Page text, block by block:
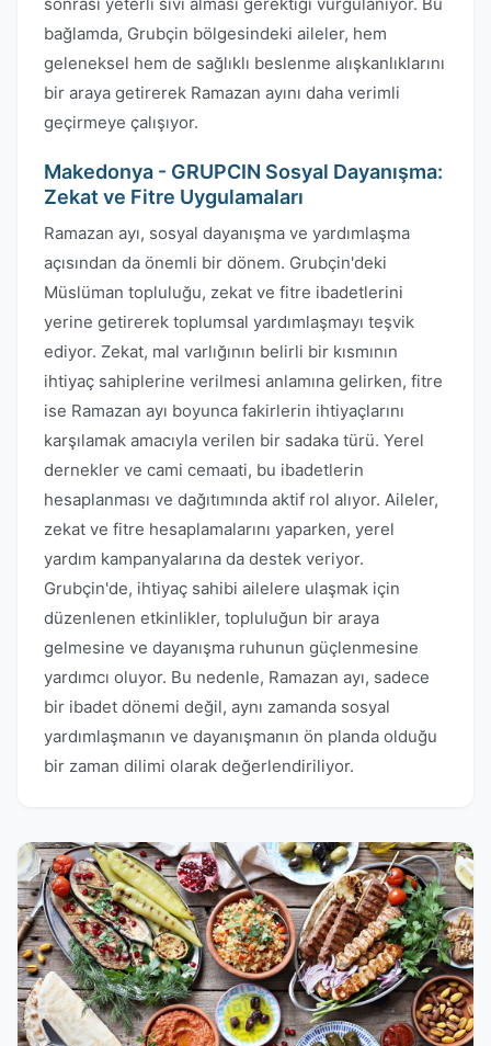
bağlamda, Grubçin bölgesindeki aileler, hem
geleneksel hem de sağlıklı beslenme alışkanlıklarını
bir araya getirerek Ramazan ayını daha verimli
geçirmeye çalışıyor.
Makedonya - GRUPCIN Sosyal Dayanışma:
Zekat ve Fitre Uygulamaları
Ramazan ayı, sosyal dayanışma ve yardımlaşma
açısından da önemli bir dönem. Grubçin'deki
Müslüman topluluğu, zekat ve fitre ibadetlerini
yerine getirerek toplumsal yardımlaşmayı teşvik
ediyor. Zekat, mal varlığının belirli bir kısmının
ihtiyaç sahiplerine verilmesi anlamına gelirken, fitre
ise Ramazan ayı boyunca fakirlerin ihtiyaçlarını
karşılamak amacıyla verilen bir sadaka türü. Yerel
dernekler ve cami cemaati, bu ibadetlerin
hesaplanması ve dağıtımında aktif rol alıyor. Aileler,
zekat ve fitre hesaplamalarını yaparken, yerel
yardım kampanyalarına da destek veriyor.
Grubçin'de, ihtiyaç sahibi ailelere ulaşmak için
düzenlenen etkinlikler, topluluğun bir araya
gelmesine ve dayanışma ruhunun güçlenmesine
yardımcı oluyor. Bu nedenle, Ramazan ayı, sadece
bir ibadet dönemi değil, aynı zamanda sosyal
yardımlaşmanın ve dayanışmanın ön planda olduğu
bir zaman dilimi olarak değerlendiriliyor.